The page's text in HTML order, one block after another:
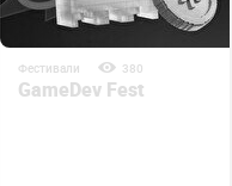
Фестивали 380
GameDev Fest